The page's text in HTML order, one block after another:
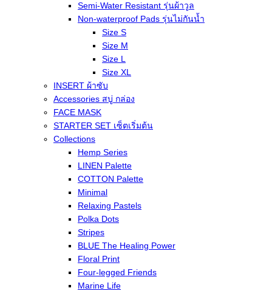
Semi-Water Resistant รุ่นผ้าวูล
Non-waterproof Pads รุ่นไม่กันน้ำ
Size S
Size M
Size L
Size XL
INSERT ผ้าซับ
Accessories สบู่ กล่อง
FACE MASK
STARTER SET เซ็ตเริ่มต้น
Collections
Hemp Series
LINEN Palette
COTTON Palette
Minimal
Relaxing Pastels
Polka Dots
Stripes
BLUE The Healing Power
Floral Print
Four-legged Friends
Marine Life